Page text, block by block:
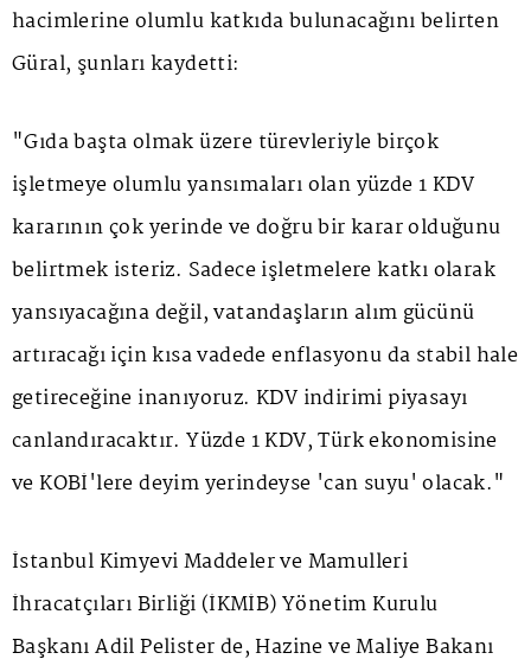
hacimlerine olumlu katkıda bulunacağını belirten
Güral, şunları kaydetti:
"Gıda başta olmak üzere türevleriyle birçok
işletmeye olumlu yansımaları olan yüzde 1 KDV
kararının çok yerinde ve doğru bir karar olduğunu
belirtmek isteriz. Sadece işletmelere katkı olarak
yansıyacağına değil, vatandaşların alım gücünü
artıracağı için kısa vadede enflasyonu da stabil hale
getireceğine inanıyoruz. KDV indirimi piyasayı
canlandıracaktır. Yüzde 1 KDV, Türk ekonomisine
ve KOBİ'lere deyim yerindeyse 'can suyu' olacak."
İstanbul Kimyevi Maddeler ve Mamulleri
İhracatçıları Birliği (İKMİB) Yönetim Kurulu
Başkanı Adil Pelister de, Hazine ve Maliye Bakanı